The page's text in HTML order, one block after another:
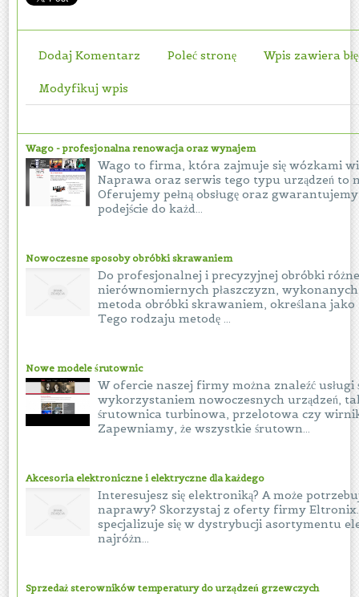
Dodaj Komentarz Poleć stronę Wpis zawiera
Modyfikuj wpis
Wago - profesjonalna renowacja oraz wynajem
Wago to firma, która zajmuje się wózkami
Naprawa oraz serwis tego typu urządzeń to
Oferujemy pełną obsługę oraz
podejście do każd...
Nowoczesne sposoby obróbki skrawaniem
Do profesjonalnej i precyzyjnej obróbki
nierównomiernych płaszczyzn, wykonanych
metoda obróbki skrawaniem, określana jako
Tego rodzaju metodę ...
Nowe modele śrutownic
W ofercie naszej firmy można znaleźć
wykorzystaniem nowoczesnych urządzeń,
śrutownica turbinowa, przelotowa czy
Zapewniamy, że wszystkie śrutown...
Akcesoria elektroniczne i elektryczne dla każdego
Interesujesz się elektroniką? A może
naprawy? Skorzystaj z oferty firmy
specjalizuje się w dystrybucji asortymentu
najróżn...
Sprzedaż sterowników temperatury do urządzeń grzewczych